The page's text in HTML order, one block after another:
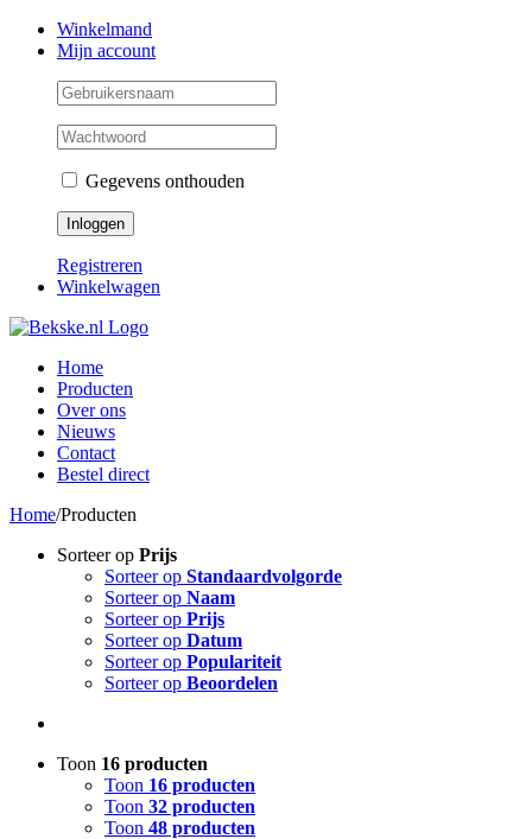
Skip
Facebook
Instagram
TwitterWinkelmand
Mijn account
Gegevens onthouden
Registreren
Winkelwagen
Home
Producten
Over ons
Nieuws
Contact
Bestel direct
Home/Producten
Sorteer op Prijs
Sorteer op Standaardvolgorde
Sorteer op Naam
Sorteer op Prijs
Sorteer op Datum
Sorteer op Populariteit
Sorteer op Beoordelen
Toon 16 producten
Toon 16 producten
Toon 32 producten
Toon 48 producten